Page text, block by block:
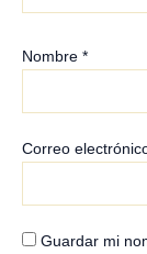
Nombre *
Correo
Guardar mi